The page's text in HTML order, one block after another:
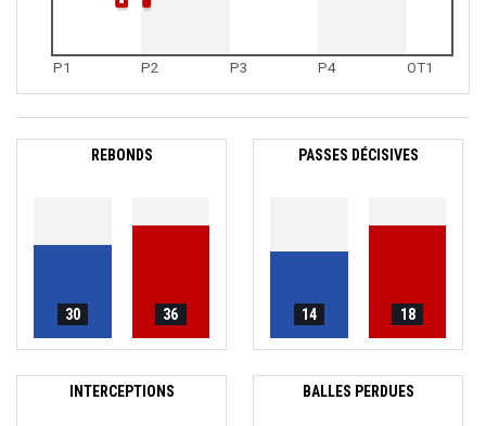
P1 P2 P3 P4 OT1
REBONDS
30 36
PASSES DÉCISIVES
14 18
INTERCEPTIONS BALLES PERDUES